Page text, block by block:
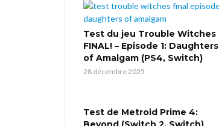
Test du jeu Trouble Witches
FINAL! – Episode 1: Daughters
of Amalgam (PS4, Switch)
28 décembre 2025
Test de Metroid Prime 4: